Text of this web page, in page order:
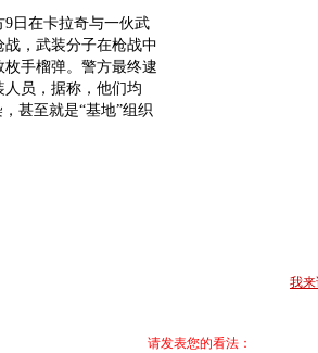
在卡拉奇与一伙武
，武装分子在枪战中
手榴弹。警方最终逮
员，据称，他们均
甚至就是“基地”组织
我来
请发表您的看法：